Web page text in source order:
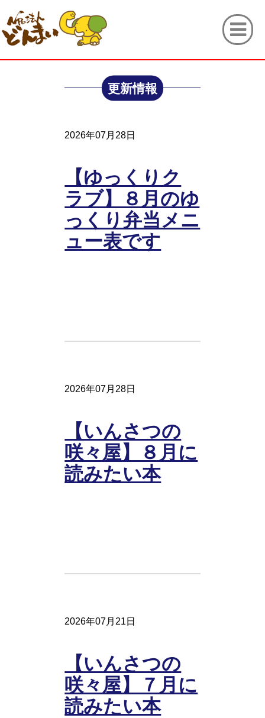
更新情報
2026年07月28日
【ゆっくりク
ラブ】８月のゆ
っくり弁当メニ
ュー表です
2026年07月28日
【いんさつの
咲々屋】８月に
読みたい本
2026年07月21日
【いんさつの
咲々屋】７月に
読みたい本